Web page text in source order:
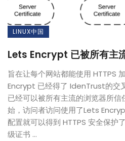
LINUX中国
Lets Encrypt 已被所有主
旨在让每个网站都能使用 HTTPS
Encrypt 已经得了 IdenTrust的交
已经可以被所有主流的浏览器所
始，访问者访问使用了Lets
配置就可以得到 HTTPS 安全保护
级证书 ...